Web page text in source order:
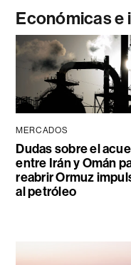
Económicas e
MERCADOS
Dudas sobre el
entre Irán y Omán
reabrir Ormuz
al petróleo